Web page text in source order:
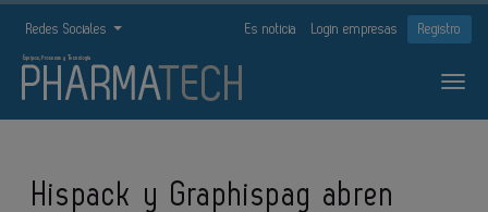
Redes Sociales Es noticia Login empresas Registro
Hispack y Graphispag abren